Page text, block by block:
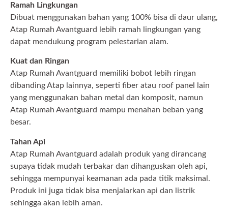
Ramah Lingkungan
Dibuat menggunakan bahan yang 100% bisa di daur ulang,
Atap Rumah Avantguard lebih ramah lingkungan yang
dapat mendukung program pelestarian alam.
Kuat dan Ringan
Atap Rumah Avantguard memiliki bobot lebih ringan
dibanding Atap lainnya, seperti fiber atau roof panel lain
yang menggunakan bahan metal dan komposit, namun
Atap Rumah Avantguard mampu menahan beban yang
besar.
Tahan Api
Atap Rumah Avantguard adalah produk yang dirancang
supaya tidak mudah terbakar dan dihanguskan oleh api,
sehingga mempunyai keamanan ada pada titik maksimal.
Produk ini juga tidak bisa menjalarkan api dan listrik
sehingga akan lebih aman.